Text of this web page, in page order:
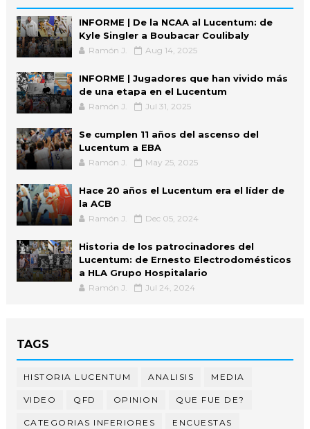
INFORME | De la NCAA al Lucentum: de
Kyle Singler a Boubacar Coulibaly
Ramón J. Aug 14, 2025
INFORME | Jugadores que han vivido más
de una etapa en el Lucentum
Ramón J. Jul 31, 2025
Se cumplen 11 años del ascenso del
Lucentum a EBA
Ramón J. May 25, 2025
Hace 20 años el Lucentum era el líder de
la ACB
Ramón J. Dec 05, 2024
Historia de los patrocinadores del
Lucentum: de Ernesto Electrodomésticos
a HLA Grupo Hospitalario
Ramón J. Jul 24, 2024
TAGS
HISTORIA LUCENTUM ANALISIS MEDIA
VIDEO QFD OPINION QUE FUE DE?
CATEGORIAS INFERIORES ENCUESTAS